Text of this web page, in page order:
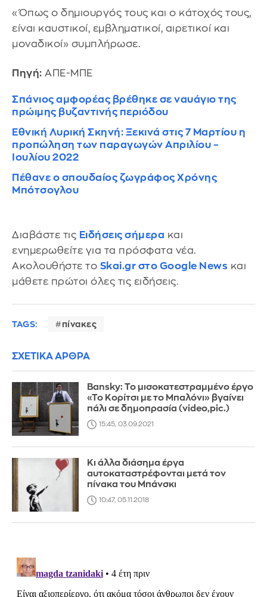
«Όπως ο δημιουργός τους και ο κάτοχός τους,
είναι καυστικοί, εμβληματικοί, αιρετικοί και
μοναδικοί» συμπλήρωσε.
Πηγή: ΑΠΕ-ΜΠΕ
Σπάνιος αμφορέας βρέθηκε σε ναυάγιο της
πρώιμης βυζαντινής περιόδου
Εθνική Λυρική Σκηνή: Ξεκινά στις 7 Μαρτίου η
προπώληση των παραγωγών Απριλίου –
Ιουλίου 2022
Πέθανε ο σπουδαίος ζωγράφος Χρόνης
Μπότσογλου
Διαβάστε τις Ειδήσεις σήμερα και
ενημερωθείτε για τα πρόσφατα νέα.
Ακολουθήστε το Skai.gr στο Google News και
μάθετε πρώτοι όλες τις ειδήσεις.
TAGS: πίνακες
ΣΧΕΤΙΚΑ ΑΡΘΡΑ
Bansky: Το μισοκατεστραμμένο έργο
«Το Κορίτσι με το Μπαλόνι» βγαίνει
πάλι σε δημοπρασία (video,pic.)
15:45, 03.09.2021
Κι άλλα διάσημα έργα
αυτοκαταστρέφονται μετά τον
πίνακα του Μπάνσκι
10:47, 05.11.2018